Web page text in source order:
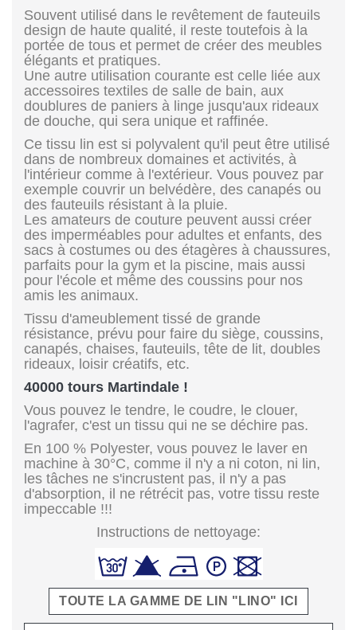
Souvent utilisé dans le revêtement de fauteuils
design de haute qualité, il reste toutefois à la
portée de tous et permet de créer des meubles
élégants et pratiques.
Une autre utilisation courante est celle liée aux
accessoires textiles de salle de bain, aux
doublures de paniers à linge jusqu'aux rideaux
de douche, qui sera unique et raffinée.
Ce tissu lin est si polyvalent qu'il peut être utilisé
dans de nombreux domaines et activités, à
l'intérieur comme à l'extérieur. Vous pouvez par
exemple couvrir un belvédère, des canapés ou
des fauteuils résistant à la pluie.
Les amateurs de couture peuvent aussi créer
des imperméables pour adultes et enfants, des
sacs à costumes ou des étagères à chaussures,
parfaits pour la gym et la piscine, mais aussi
pour l'école et même des coussins pour nos
amis les animaux.
Tissu d'ameublement tissé de grande
résistance, prévu pour faire du siège, coussins,
canapés, chaises, fauteuils, tête de lit, doubles
rideaux, loisir créatifs, etc.
40000 tours Martindale !
Vous pouvez le tendre, le coudre, le clouer,
l'agrafer, c'est un tissu qui ne se déchire pas.
En 100 % Polyester, vous pouvez le laver en
machine à 30°C, comme il n'y a ni coton, ni lin,
les tâches ne s'incrustent pas, il n'y a pas
d'absorption, il ne rétrécit pas, votre tissu reste
impeccable !!!
Instructions de nettoyage:
TOUTE LA GAMME DE LIN "LINO" ICI